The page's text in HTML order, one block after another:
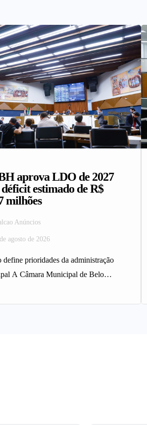
aprova LDO de 2027
estimado de R$
milhões
Anúncios
agosto de 2026
define prioridades da administração
A Câmara Municipal de Belo